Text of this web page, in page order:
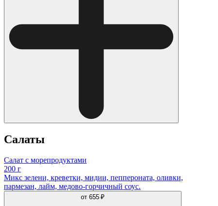
Салаты
Салат с морепродуктами
200 г
Микс зелени, креветки, мидии, пеппероната, оливки,
пармезан, лайм, медово-горчичный соус.
от 655 ₽